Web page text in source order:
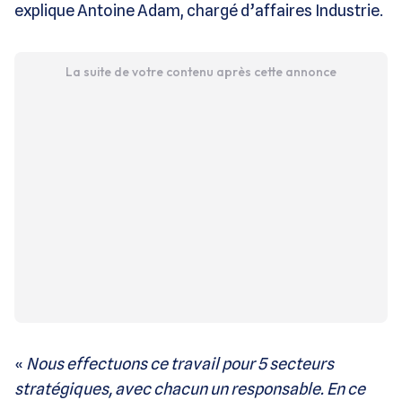
explique Antoine Adam, chargé d’affaires Industrie.
La suite de votre contenu après cette annonce
« Nous effectuons ce travail pour 5 secteurs
stratégiques, avec chacun un responsable. En ce